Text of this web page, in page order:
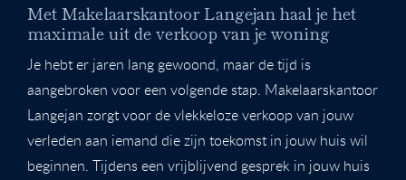
Met Makelaarskantoor Langejan haal je het
maximale uit de verkoop van je woning
Je hebt er jaren lang gewoond, maar de tijd is
aangebroken voor een volgende stap. Makelaarskantoor
Langejan zorgt voor de vlekkeloze verkoop van jouw
verleden aan iemand die zijn toekomst in jouw huis wil
beginnen. Tijdens een vrijblijvend gesprek in jouw huis